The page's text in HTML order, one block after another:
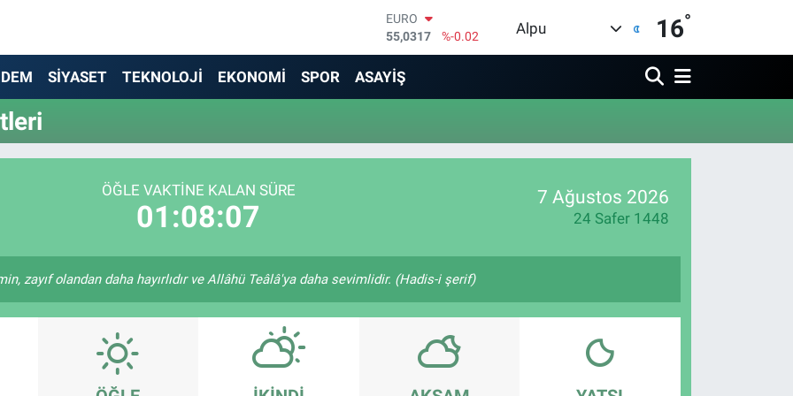
EURO
55,0317
%-0.02
STERLİN
64,2463
GRAM ALTIN
13.799
%70
BITCOIN
Alpu 16°
SİYASET TEKNOLOJİ EKONOMİ SPOR ASAYİŞ
ÖĞLE VAKTINE KALAN SÜRE
01:08:07
7 Ağustos 2026
24 Safer 1448
zayıf olandan daha hayırlıdır ve Allâhü Teâlâ'ya daha sevimlidir. (Hadis-i şerif)